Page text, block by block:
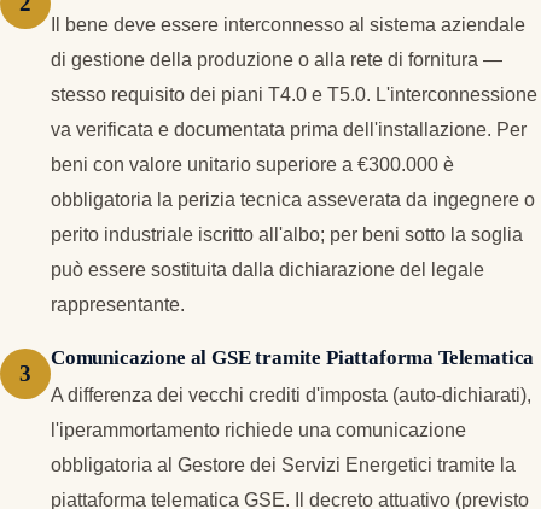
Il bene deve essere interconnesso al sistema aziendale
di gestione della produzione o alla rete di fornitura —
stesso requisito dei piani T4.0 e T5.0. L'interconnessione
va verificata e documentata prima dell'installazione. Per
beni con valore unitario superiore a €300.000 è
obbligatoria la perizia tecnica asseverata da ingegnere o
perito industriale iscritto all'albo; per beni sotto la soglia
può essere sostituita dalla dichiarazione del legale
rappresentante.
Comunicazione al GSE tramite Piattaforma Telematica
A differenza dei vecchi crediti d'imposta (auto-dichiarati),
l'iperammortamento richiede una comunicazione
obbligatoria al Gestore dei Servizi Energetici tramite la
piattaforma telematica GSE. Il decreto attuativo (previsto